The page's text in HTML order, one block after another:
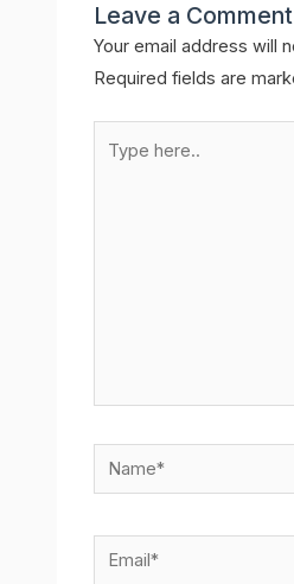
Leave a Comment
Your email address will
Required fields are
here..
Name*
Email*